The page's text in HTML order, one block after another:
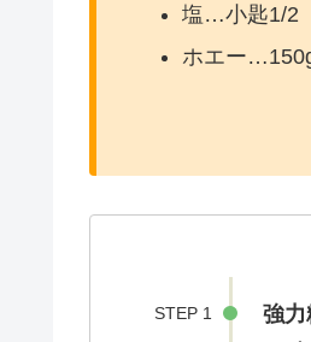
塩…小匙1/2
ホエー
STEP 1
強